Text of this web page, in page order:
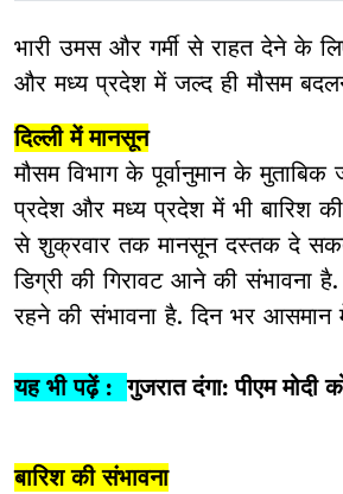
भारी उमस और गर्मी से राहत देने के
और मध्य प्रदेश में जल्द ही मौसम
दिल्ली में मानसून
मौसम विभाग के पूर्वानुमान के
प्रदेश और मध्य प्रदेश में भी बारिश
से शुक्रवार तक मानसून दस्तक दे
डिग्री की गिरावट आने की संभावना
रहने की संभावना है. दिन भर
यह भी पढ़ें : गुजरात दंगा: पीएम मोदी
बारिश की संभावना